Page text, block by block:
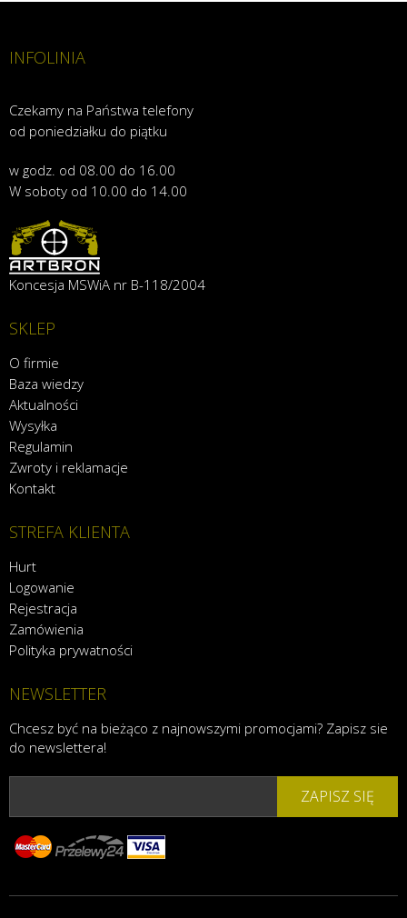
INFOLINIA
Czekamy na Państwa telefony
od poniedziałku do piątku
w godz. od 08.00 do 16.00
W soboty od 10.00 do 14.00
Koncesja MSWiA nr B-118/2004
SKLEP
O firmie
Baza wiedzy
Aktualności
Wysyłka
Regulamin
Zwroty i reklamacje
Kontakt
STREFA KLIENTA
Hurt
Logowanie
Rejestracja
Zamówienia
Polityka prywatności
NEWSLETTER
Chcesz być na bieżąco z najnowszymi promocjami? Zapisz sie
do newslettera!
ZAPISZ SIĘ